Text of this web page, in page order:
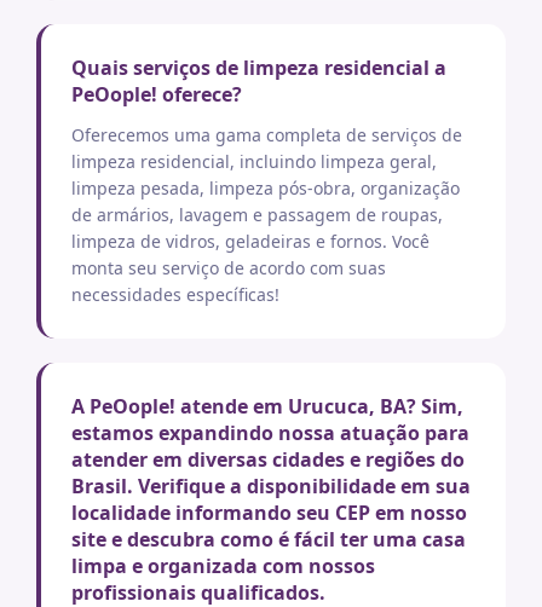
Quais serviços de limpeza residencial a
PeOople! oferece?
Oferecemos uma gama completa de serviços de
limpeza residencial, incluindo limpeza geral,
limpeza pesada, limpeza pós-obra, organização
de armários, lavagem e passagem de roupas,
limpeza de vidros, geladeiras e fornos. Você
monta seu serviço de acordo com suas
necessidades específicas!
A PeOople! atende em Urucuca, BA? Sim,
estamos expandindo nossa atuação para
atender em diversas cidades e regiões do
Brasil. Verifique a disponibilidade em sua
localidade informando seu CEP em nosso
site e descubra como é fácil ter uma casa
limpa e organizada com nossos
profissionais qualificados.